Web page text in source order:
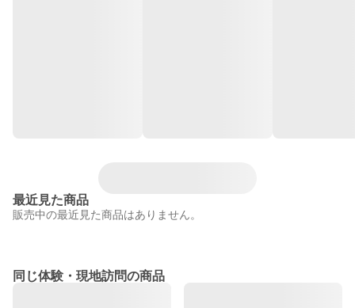
最近見た商品
販売中の最近見た商品はありません。
同じ体験・現地訪問の商品